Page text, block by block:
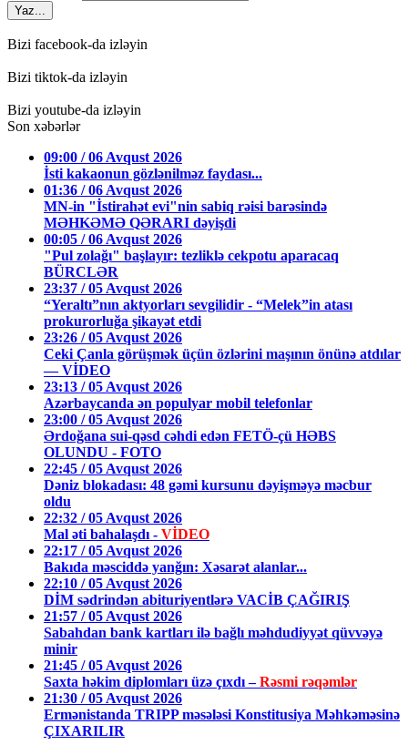
Yaz...
Bizi facebook-da izləyin
Bizi tiktok-da izləyin
Bizi youtube-da izləyin
Son xəbərlər
09:00 / 06 Avqust 2026
İsti kakaonun gözlənilməz faydası...
01:36 / 06 Avqust 2026
MN-in "İstirahət evi"nin sabiq rəisi barəsində
MƏHKƏMƏ QƏRARI dəyişdi
00:05 / 06 Avqust 2026
"Pul zolağı" başlayır: tezliklə cekpotu aparacaq
BÜRCLƏR
23:37 / 05 Avqust 2026
“Yeraltı”nın aktyorları sevgilidir - “Melek”in atası
prokurorluğa şikayət etdi
23:26 / 05 Avqust 2026
Ceki Çanla görüşmək üçün özlərini maşının önünə atdılar
— VİDEO
23:13 / 05 Avqust 2026
Azərbaycanda ən populyar mobil telefonlar
23:00 / 05 Avqust 2026
Ərdoğana sui-qəsd cəhdi edən FETÖ-çü HƏBS
OLUNDU - FOTO
22:45 / 05 Avqust 2026
Dəniz blokadası: 48 gəmi kursunu dəyişməyə məcbur
oldu
22:32 / 05 Avqust 2026
Mal əti bahalaşdı - VİDEO
22:17 / 05 Avqust 2026
Bakıda məsciddə yanğın: Xəsarət alanlar...
22:10 / 05 Avqust 2026
DİM sədrindən abituriyentlərə VACİB ÇAĞIRIŞ
21:57 / 05 Avqust 2026
Sabahdan bank kartları ilə bağlı məhdudiyyət qüvvəyə
minir
21:45 / 05 Avqust 2026
Saxta həkim diplomları üzə çıxdı –Rəsmi rəqəmlər
21:30 / 05 Avqust 2026
Ermənistanda TRIPP məsələsi Konstitusiya Məhkəməsinə
ÇIXARILIR